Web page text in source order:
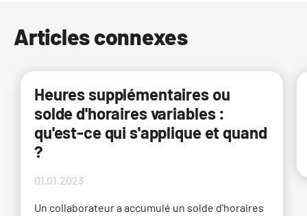
Articles connexes
Heures supplémentaires ou
solde d'horaires variables :
qu'est-ce qui s'applique et quand
?
01.01.2023
Un collaborateur a accumulé un solde d'horaires